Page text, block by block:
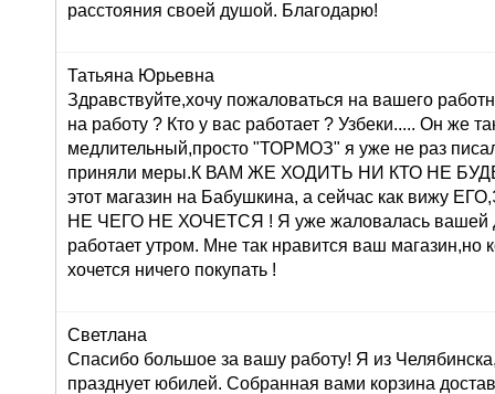
расстояния своей душой. Благодарю!
Татьяна Юрьевна
Здравствуйте,хочу пожаловаться на вашего
на работу ? Кто у вас работает ? Узбеки..... Он же
медлительный,просто "ТОРМОЗ" я уже не раз
приняли меры.К ВАМ ЖЕ ХОДИТЬ НИ КТО НЕ
этот магазин на Бабушкина, а сейчас как вижу
НЕ ЧЕГО НЕ ХОЧЕТСЯ ! Я уже жаловалась вашей
работает утром. Мне так нравится ваш магазин,но
хочется ничего покупать !
Светлана
Спасибо большое за вашу работу! Я из
празднует юбилей. Собранная вами корзина